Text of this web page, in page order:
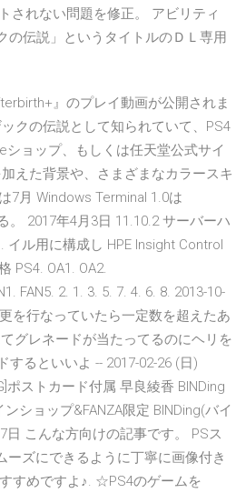
されない問題を修正。 アビリティ
の伝説」というタイトルのＤＬ専用
』のプレイ動画が公開されま
クの伝説として知られていて、PS4
ョップ、もしくは任天堂公式サイ
えた背景や、さまざまなカラースキ
7月 Windows Terminal 1.0は
2017年4月3日 11.10.2 サーバーハ
ル用に構成し HPE Insight Control
PS4. OA1. OA2.
FAN5. 2. 1. 3. 5. 7. 4. 6. 8. 2013-10-
を行なっていたら一定数を超えたあ
グレネードが当たってるのにヘリを
るといいよ -- 2017-02-26 (日)
ストカード付属 早良綾香 BINDing
ショップ&FANZA限定 BINDing(バイ
こんな方向けの記事です。 PSス
ーズにできるように丁寧に画像付き
すめですよ♪. ☆PS4のゲームを